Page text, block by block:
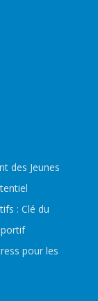
des Jeunes
: Clé du
pour les